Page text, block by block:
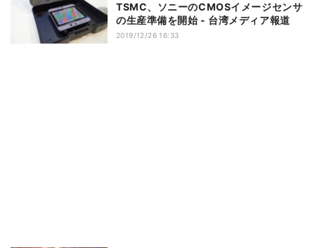
TSMC、ソニーのCMOSイメージセンサ
の生産準備を開始 - 台湾メディア報道
2019/12/26 16:33